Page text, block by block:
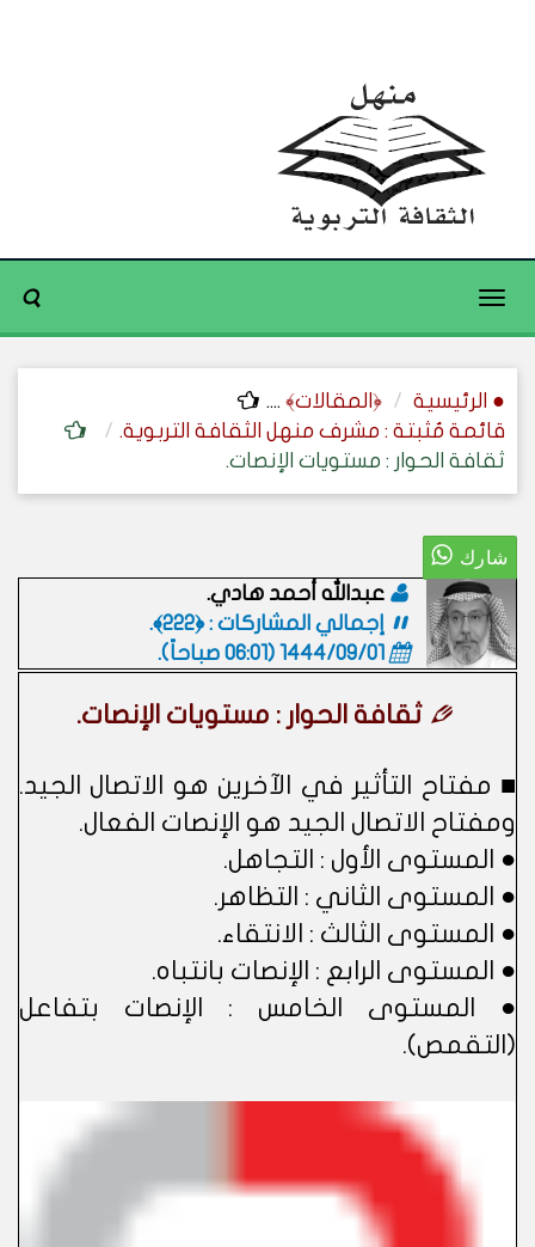
Toggle
● الرئيسية ﴿المقالات﴾ ....
قائمة مُثبتة : مشرف منهل الثقافة التربوية.
ثقافة الحوار : مستويات الإنصات.
عبدالله أحمد هادي.
إجمالي المشاركات : ﴿222﴾.
1444/09/01 (06:01 صباحاً)
.
ثقافة الحوار : مستويات الإنصات.
■ مفتاح التأثير في الآخرين هو الاتصال الجيد.
ومفتاح الاتصال الجيد هو الإنصات الفعال.
● المستوى الأول : التجاهل.
● المستوى الثاني : التظاهر.
● المستوى الثالث : الانتقاء.
● المستوى الرابع : الإنصات بانتباه.
● المستوى الخامس : الإنصات بتفاعل
(التقمص).